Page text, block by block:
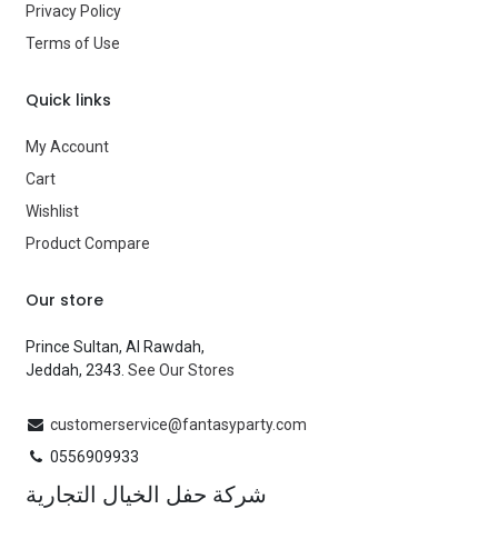
Privacy Policy
Terms of Use
Quick links
My Account
Cart
Wishlist
Product Compare
Our store
Prince Sultan, Al Rawdah,
Jeddah, 2343. See Our Stores
customerservice@fantasyparty.com
0556909933
شركة حفل الخيال التجارية